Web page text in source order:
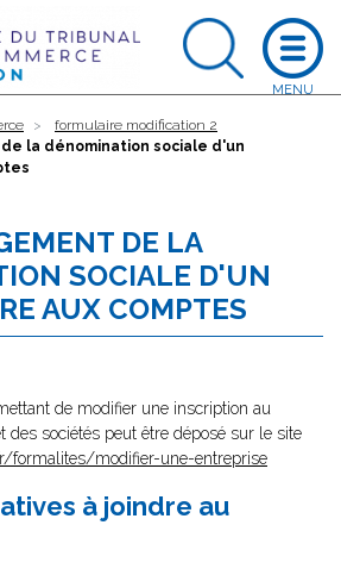
formulaire modification 2
la dénomination sociale d'un
DE LA
SOCIALE D'UN
AUX COMPTES
de modifier une inscription au
des sociétés peut être déposé sur le site
formalites/modifier-une-entreprise
à joindre au